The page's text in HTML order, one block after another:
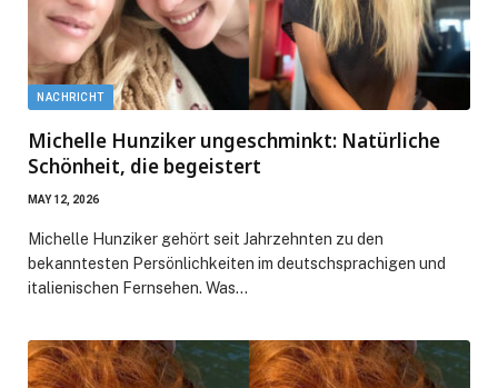
NACHRICHT
Michelle Hunziker ungeschminkt: Natürliche
Schönheit, die begeistert
MAY 12, 2026
Michelle Hunziker gehört seit Jahrzehnten zu den
bekanntesten Persönlichkeiten im deutschsprachigen und
italienischen Fernsehen. Was…